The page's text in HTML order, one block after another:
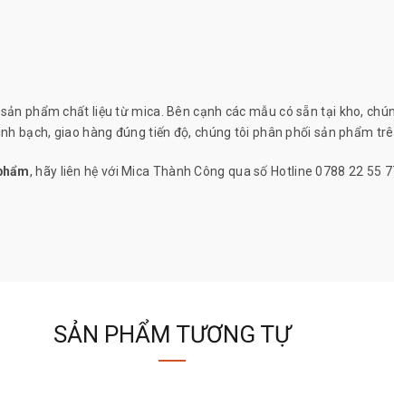
phẩm chất liệu từ mica. Bên cạnh các mẫu có sẵn tại kho,
bạch, giao hàng đúng tiến độ, chúng tôi phân phối sản phẩm
, hãy liên hệ với Mica Thành Công qua số Hotline 0788 22 55
SẢN PHẨM TƯƠNG TỰ